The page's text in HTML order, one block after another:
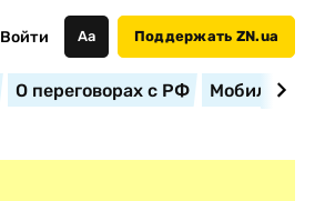
Войти Аа Поддержать ZN.ua
О переговорах с РФ